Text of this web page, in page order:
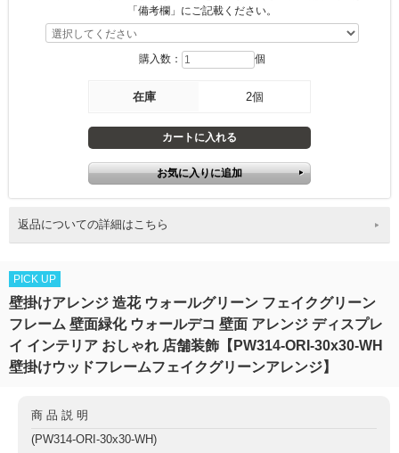
「備考欄」にご記載ください。
購入数： 個
在庫 2個
返品についての詳細はこちら
PICK UP
壁掛けアレンジ 造花 ウォールグリーン フェイクグリーン
フレーム 壁面緑化 ウォールデコ 壁面 アレンジ ディスプレ
イ インテリア おしゃれ 店舗装飾【PW314-ORI-30x30-WH
壁掛けウッドフレームフェイクグリーンアレンジ】
商品説明
(PW314-ORI-30x30-WH)